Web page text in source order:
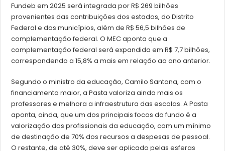
Fundeb em 2025 será integrada por R$ 269 bilhões
provenientes das contribuições dos estados, do Distrito
Federal e dos municípios, além de R$ 56,5 bilhões de
complementação federal. O MEC aponta que a
complementação federal será expandida em R$ 7,7 bilhões,
correspondendo a 15,8% a mais em relação ao ano anterior.
Segundo o ministro da educação, Camilo Santana, com o
financiamento maior, a Pasta valoriza ainda mais os
professores e melhora a infraestrutura das escolas. A Pasta
aponta, ainda, que um dos principais focos do fundo é a
valorização dos profissionais da educação, com um mínimo
de destinação de 70% dos recursos a despesas de pessoal.
O restante, de até 30%, deve ser aplicado pelas esferas